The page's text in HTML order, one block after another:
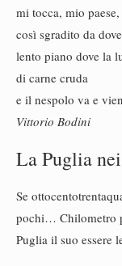
mi tocca, mio paese,
così sgradito da
lento piano dove la
di carne cruda
e il nespolo va e
Vittorio Bodini
La Puglia
Se
pochi… Chilometro
Puglia il suo essere